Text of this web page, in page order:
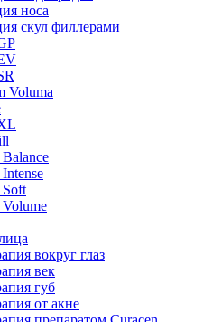
носа
скул филлерами
Voluma
Soft
вокруг глаз
век
губ
от акне